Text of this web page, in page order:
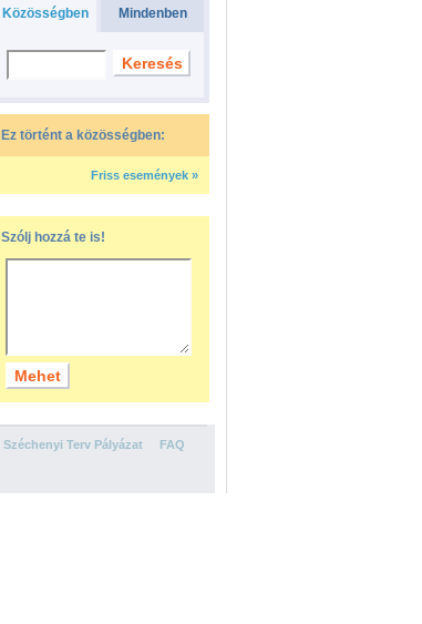
Közösségben Mindenben
Ez történt a közösségben:
Friss események »
Szólj hozzá te is!
Széchenyi Terv Pályázat FAQ